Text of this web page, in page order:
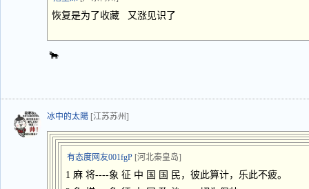
恢复是为了收藏 又涨见识了
🐂
冰中的太陽 [江苏苏州]
有态度网友001fgP [河北秦皇岛]
1 麻 将----象 征 中 国 国 民，彼此算计，乐此不疲。